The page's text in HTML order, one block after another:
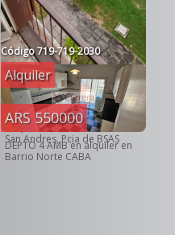
ARS 280000
ALQUILER DEPTO 3amb en
San Andres, Pcia de BSAS
Código719-719-2030
Alquiler
ARS 550000
DEPTO 4 AMB en alquiler en
Barrio Norte CABA